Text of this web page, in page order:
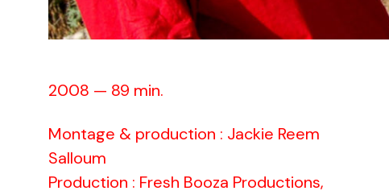
2008 — 89 min.
Montage & production : Jackie Reem
Salloum
Production : Fresh Booza Productions,